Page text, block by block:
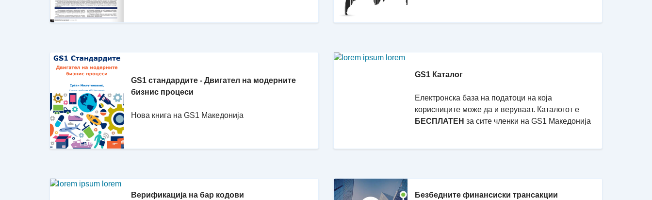
GS1 стандардите - Двигател на модерните
бизнис процеси
Нова книга на GS1 Македонија
GS1 Каталог
Електронска база на податоци на која
корисниците може да и веруваат. Каталогот е
БЕСПЛАТЕН за сите членки на GS1 Македонија
Верификација на бар кодови
Безбедните финансиски трансакции